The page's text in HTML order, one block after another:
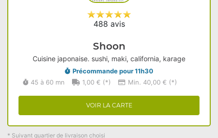
488 avis
Shoon
Cuisine japonaise. sushi, maki, california, karage
Précommande pour 11h30
45 à 60 mn
1,00 € (*) Min. 40,00 € (*)
VOIR LA CARTE
* Suivant quartier de livraison choisi